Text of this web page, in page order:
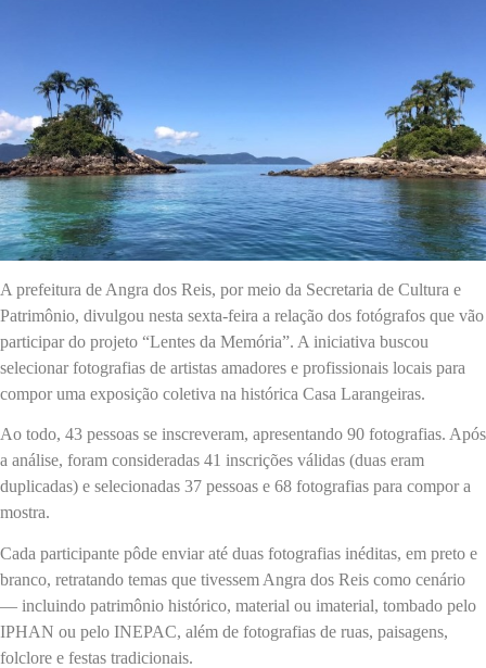
A prefeitura de Angra dos Reis, por meio da Secretaria de Cultura e
Patrimônio, divulgou nesta sexta-feira a relação dos fotógrafos que vão
participar do projeto “Lentes da Memória”. A iniciativa buscou
selecionar fotografias de artistas amadores e profissionais locais para
compor uma exposição coletiva na histórica Casa Larangeiras.
Ao todo, 43 pessoas se inscreveram, apresentando 90 fotografias. Após
a análise, foram consideradas 41 inscrições válidas (duas eram
duplicadas) e selecionadas 37 pessoas e 68 fotografias para compor a
mostra.
Cada participante pôde enviar até duas fotografias inéditas, em preto e
branco, retratando temas que tivessem Angra dos Reis como cenário
— incluindo patrimônio histórico, material ou imaterial, tombado pelo
IPHAN ou pelo INEPAC, além de fotografias de ruas, paisagens,
folclore e festas tradicionais.